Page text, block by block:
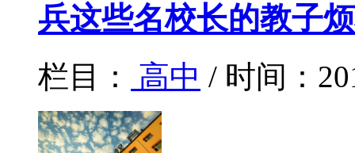
兵这些名校长的教子
栏目： 高中 / 时间：